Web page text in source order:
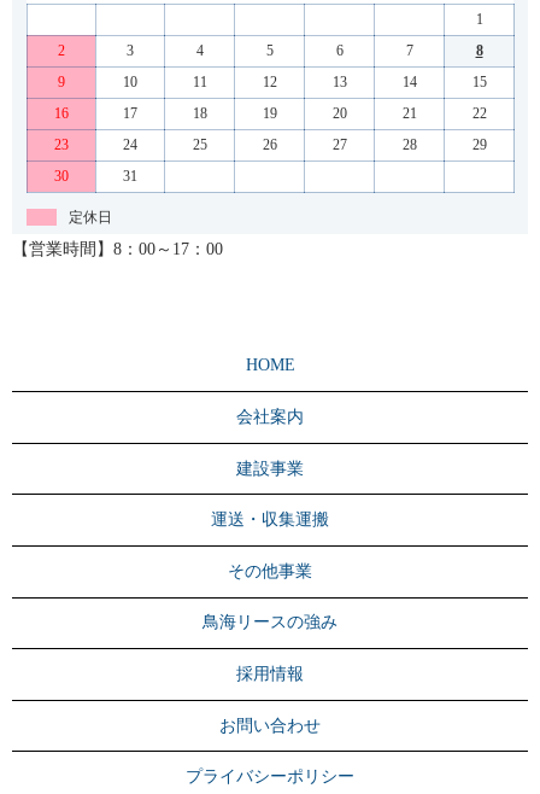
1
2
3 4 5 6 7
8
9
10 11 12 13 14
15
16
17 18 19 20 21
22
23
24 25 26 27 28
29
30
31
定休日
【営業時間】8：00～17：00
HOME
会社案内
建設事業
運送・収集運搬
その他事業
鳥海リースの強み
採用情報
お問い合わせ
プライバシーポリシー